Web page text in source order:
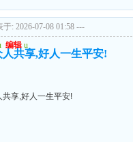
于: 2026-07-08 01:58 ---
编辑 u
人共享,好人一生平安!
共享,好人一生平安!